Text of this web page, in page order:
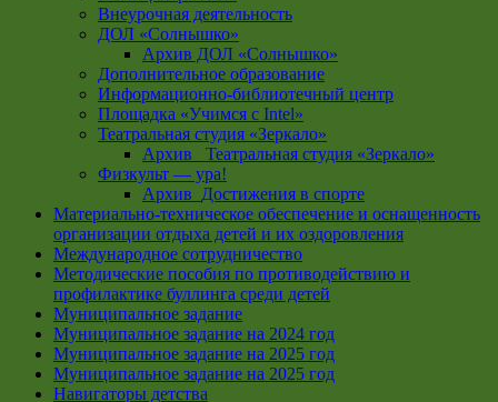
Внеурочная деятельность
ДОЛ «Солнышко»
Архив ДОЛ «Солнышко»
Дополнительное образование
Информационно-библиотечный центр
Площадка «Учимся с Intel»
Театральная студия «Зеркало»
Архив _Театральная студия «Зеркало»
Физкульт — ура!
Архив_Достижения в спорте
Материально-техническое обеспечение и оснащенность
организации отдыха детей и их оздоровления
Международное сотрудничество
Методические пособия по противодействию и
профилактике буллинга среди детей
Муниципальное задание
Муниципальное задание на 2024 год
Муниципальное задание на 2025 год
Муниципальное задание на 2025 год
Навигаторы детства